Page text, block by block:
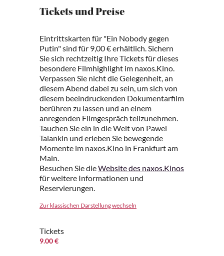
Tickets und Preise
Eintrittskarten für "Ein Nobody gegen
Putin" sind für 9,00 € erhältlich. Sichern
Sie sich rechtzeitig Ihre Tickets für dieses
besondere Filmhighlight im naxos.Kino.
Verpassen Sie nicht die Gelegenheit, an
diesem Abend dabei zu sein, um sich von
diesem beeindruckenden Dokumentarfilm
berühren zu lassen und an einem
anregenden Filmgespräch teilzunehmen.
Tauchen Sie ein in die Welt von Pawel
Talankin und erleben Sie bewegende
Momente im naxos.Kino in Frankfurt am
Main.
Besuchen Sie dieWebsite des naxos.Kinos
für weitere Informationen und
Reservierungen.
Zur klassischen Darstellung wechseln
Tickets
9.00 €